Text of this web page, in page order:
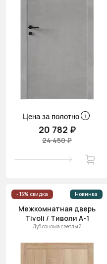
Цена за полотно
20 782 ₽
24 450 ₽
- 15% скидка Новинка
Межкомнатная дверь
Tivoli / Тиволи А-1
Дуб сонома светлый